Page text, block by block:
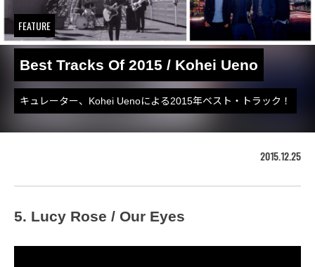
FEATURE
Best Tracks Of 2015 / Kohei Ueno
キュレーター、Kohei Uenoによる2015年ベスト・トラック！
2015.12.25
5. Lucy Rose / Our Eyes